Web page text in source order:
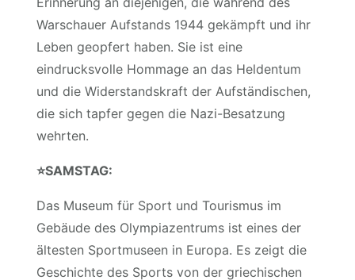
Warschauer Aufstands 1944 gekämpft und ihr
Leben geopfert haben. Sie ist eine
eindrucksvolle Hommage an das Heldentum
und die Widerstandskraft der Aufständischen,
die sich tapfer gegen die Nazi-Besatzung
wehrten.
⭐️SAMSTAG:
Das Museum für Sport und Tourismus im
Gebäude des Olympiazentrums ist eines der
ältesten Sportmuseen in Europa. Es zeigt die
Geschichte des Sports von der griechischen